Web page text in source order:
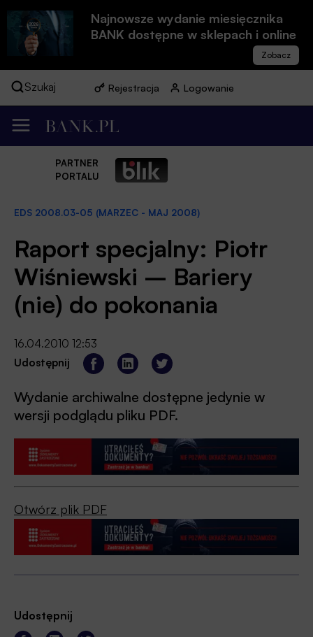
Najnowsze wydanie miesięcznika
BANK dostępne w sklepach i online
Szukaj Rejestracja Logowanie
PARTNER
PORTALU
EDS 2008.03-05 (MARZEC - MAJ 2008)
Raport specjalny: Piotr
Wiśniewski – Bariery
(nie) do pokonania
16.04.2010 12:53
Udostępnij
Wydanie archiwalne dostępne jedynie w
wersji podglądu pliku PDF.
Otwórz plik PDF
Udostępnij